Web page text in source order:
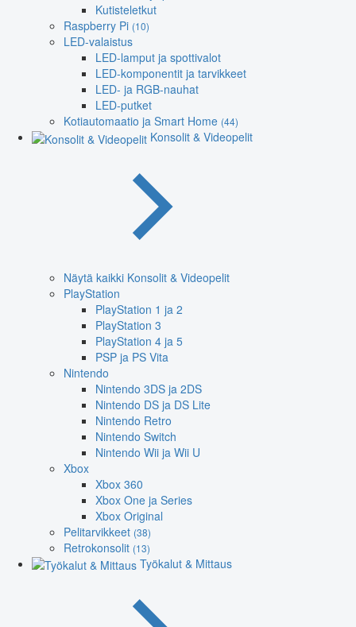
Kutisteletkut
Raspberry Pi (10)
LED-valaistus
LED-lamput ja spottivalot
LED-komponentit ja tarvikkeet
LED- ja RGB-nauhat
LED-putket
Kotiautomaatio ja Smart Home (44)
Konsolit & Videopelit
Näytä kaikki Konsolit & Videopelit
PlayStation
PlayStation 1 ja 2
PlayStation 3
PlayStation 4 ja 5
PSP ja PS Vita
Nintendo
Nintendo 3DS ja 2DS
Nintendo DS ja DS Lite
Nintendo Retro
Nintendo Switch
Nintendo Wii ja Wii U
Xbox
Xbox 360
Xbox One ja Series
Xbox Original
Pelitarvikkeet (38)
Retrokonsolit (13)
Työkalut & Mittaus